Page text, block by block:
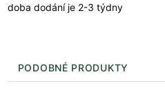
doba dodání je 2-3 týdny
PODOBNÉ PRODUKTY